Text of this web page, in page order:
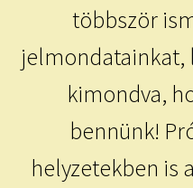
TAROT ELEMZÉS
AJÁNDÉKOKKAL!
többször
jelmondatainkat,
kimondva,
bennünk!
helyzetekben is